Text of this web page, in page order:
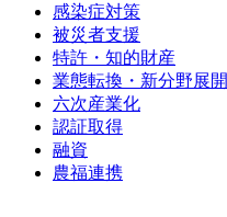
感染症対策
被災者支援
特許・知的財産
業態転換・新分野展開
六次産業化
認証取得
融資
農福連携